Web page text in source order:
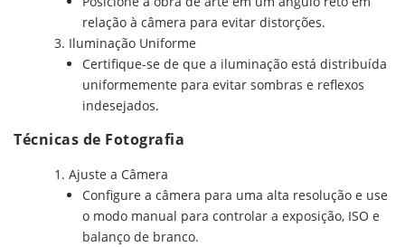
relação à câmera para evitar distorções.
Iluminação Uniforme
Certifique-se de que a iluminação está distribuída
uniformemente para evitar sombras e reflexos
indesejados.
Técnicas de Fotografia
Ajuste a Câmera
Configure a câmera para uma alta resolução e use
o modo manual para controlar a exposição, ISO e
balanço de branco.